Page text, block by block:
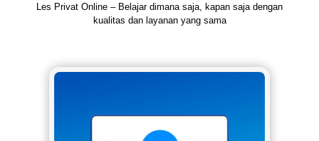
Les Privat Online – Belajar dimana saja, kapan saja dengan
kualitas dan layanan yang sama